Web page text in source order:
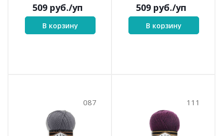
509 руб./уп
В корзину
509 руб./уп
В корзину
087 111